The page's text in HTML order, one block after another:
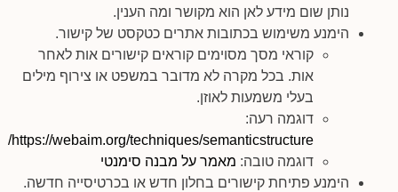
נותן שום מידע לאן הוא מקושר ומה הענין.
הימנע משימוש בכתובות אתרים כטקסט של קישור.
קוראי מסך מסוימים קוראים קישורים אות לאחר
אות. בכל מקרה לא מדובר במשפט או צירוף מילים
בעלי משמעות לאוזן.
דוגמה רעה:
https://webaim.org/techniques/semanticstructure/
דוגמה טובה: מאמר על מבנה סימנטי
הימנע פתיחת קישורים בחלון חדש או בכרטיסייה חדשה.